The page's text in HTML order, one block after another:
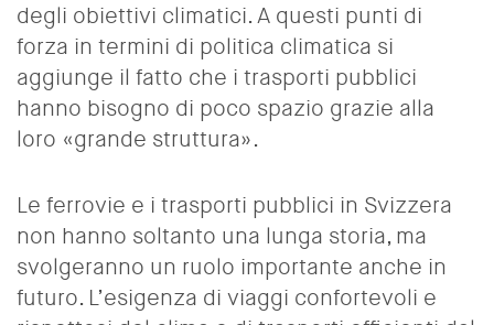
degli obiettivi climatici. A questi punti di
forza in termini di politica climatica si
aggiunge il fatto che i trasporti pubblici
hanno bisogno di poco spazio grazie alla
loro «grande struttura».
Le ferrovie e i trasporti pubblici in Svizzera
non hanno soltanto una lunga storia, ma
svolgeranno un ruolo importante anche in
futuro. L’esigenza di viaggi confortevoli e